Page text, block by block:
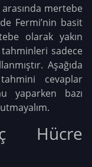
mertebe
Fermi’nin basit
olarak yakın
tahminleri sadece
Aşağıda
cevaplar
yaparken bazı
Hücre